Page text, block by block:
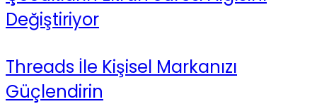
Değiştiriyor
Threads İle Kişisel Markanızı
Güçlendirin